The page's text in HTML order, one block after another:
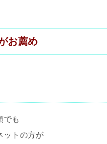
お薦め
でも
ットの方が